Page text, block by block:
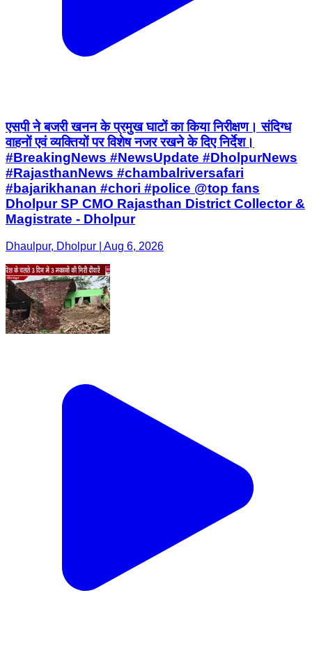
एसपी ने बजरी खनन के प्रमुख घाटों का किया निरीक्षण। संदिग्ध
वाहनों एवं व्यक्तियों पर विशेष नजर रखने के दिए निर्देश।
#BreakingNews #NewsUpdate #DholpurNews
#RajasthanNews #chambalriversafari
#bajarikhanan #chori #police @top fans
Dholpur SP CMO Rajasthan District Collector &
Magistrate - Dholpur
Dhaulpur, Dholpur | Aug 6, 2026